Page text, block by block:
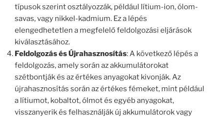
típusok szerint osztályozzák, például lítium-ion, ólom-
savas, vagy nikkel-kadmium. Ez a lépés
elengedhetetlen a megfelelő feldolgozási eljárások
kiválasztásához.
Feldolgozás és Újrahasznosítás: A következő lépés a
feldolgozás, amely során az akkumulátorokat
szétbontják és az értékes anyagokat kivonják. Az
újrahasznosítás során az értékes fémeket, mint például
a lítiumot, kobaltot, ólmot és egyéb anyagokat,
visszanyerik és felhasználják új akkumulátorok vagy